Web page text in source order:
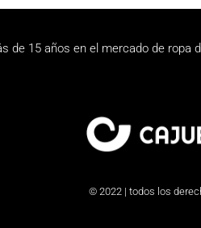
de 15 años en el mercado de ropa
© 2022 | todos los